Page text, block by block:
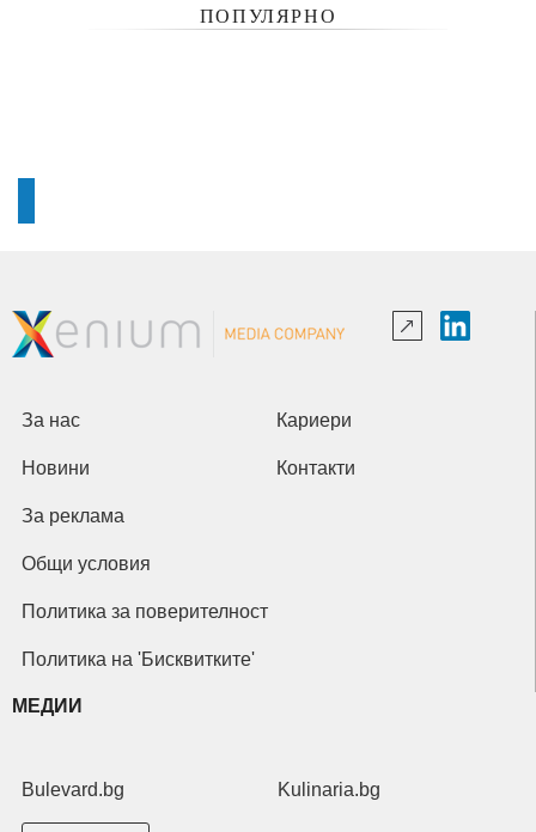
ПОПУЛЯРНО
За нас Кариери
Новини Контакти
За реклама
Общи условия
Политика за поверителност
Политика на 'Бисквитките'
МЕДИИ
Bulevard.bg Kulinaria.bg